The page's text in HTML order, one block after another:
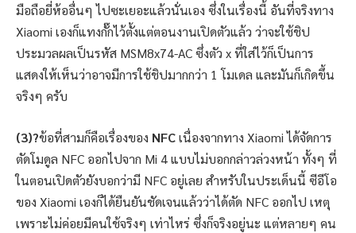
มือถือยี่ห้ออื่นๆ ไปซะเยอะแล้วนั่นเอง ซึ่งในเรื่องนี้ อันที่จริงทาง
Xiaomi เองก็แทงกั๊กไว้ตั้งแต่ตอนงานเปิดตัวแล้ว ว่าจะใช้ชิป
ประมวลผลเป็นรหัส MSM8x74-AC ซึ่งตัว x ที่ใส่ไว้ก็เป็นการ
แสดงให้เห็นว่าอาจมีการใช้ชิปมากกว่า 1 โมเดล และมันก็เกิดขึ้น
จริงๆ ครับ
(3)?ข้อที่สามก็คือเรื่องของ NFCเนื่องจากทาง Xiaomi ได้จัดการ
ตัดโมดูล NFC ออกไปจาก Mi 4 แบบไม่บอกกล่าวล่วงหน้า ทั้งๆ ที่
ในตอนเปิดตัวยังบอกว่ามี NFC อยู่เลย สำหรับในประเด็นนี้ ซีอีโอ
ของ Xiaomi เองก็ได้ยืนยันชัดเจนแล้วว่าได้ตัด NFC ออกไป เหตุ
เพราะไม่ค่อยมีคนใช้จริงๆ เท่าไหร่ ซึ่งก็จริงอยู่นะ แต่หลายๆ คน